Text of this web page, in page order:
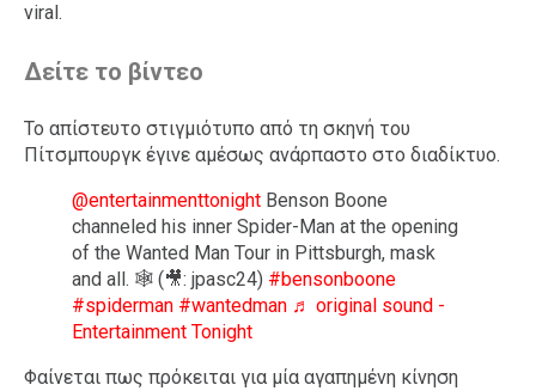
viral.
Δείτε το βίντεο
Το απίστευτο στιγμιότυπο από τη σκηνή του
Πίτσμπουργκ έγινε αμέσως ανάρπαστο στο διαδίκτυο.
@entertainmenttonight Benson Boone
channeled his inner Spider-Man at the opening
of the Wanted Man Tour in Pittsburgh, mask
and all. 🕸️ (🎥: jpasc24) #bensonboone
#spiderman #wantedman ♬ original sound -
Entertainment Tonight
Φαίνεται πως πρόκειται για μία αγαπημένη κίνηση